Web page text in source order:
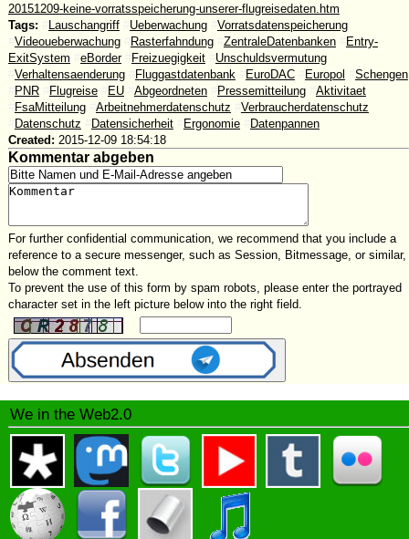
20151209-keine-vorratsspeicherung-unserer-flugreisedaten.htm
Tags:
Lauschangriff Ueberwachung
Vorratsdatenspeicherung
Videoueberwachung Rasterfahndung ZentraleDatenbanken
Entry-
ExitSystem
eBorder Freizuegigkeit
Unschuldsvermutung
Verhaltensaenderung Fluggastdatenbank EuroDAC Europol
Schengen
PNR Flugreise EU Abgeordneten Pressemitteilung
Aktivitaet
FsaMitteilung Arbeitnehmerdatenschutz
Verbraucherdatenschutz
Datenschutz Datensicherheit Ergonomie
Datenpannen
Created: 2015-12-09 18:54:18
Kommentar abgeben
For further confidential communication, we recommend that you include a
reference to a secure messenger, such as Session, Bitmessage, or similar,
below the comment text.
To prevent the use of this form by spam robots, please enter the portrayed
character set in the left picture below into the right field.
We in the Web2.0